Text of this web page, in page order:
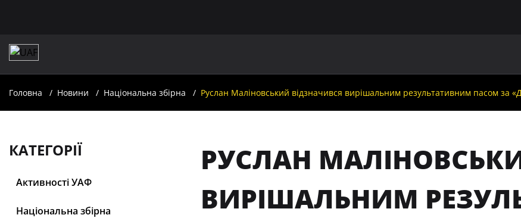
Головна Новини Національна збірна Руслан Маліновський відзначився вирішальним результативним пасом за
КАТЕГОРІЇ
Активності УАФ
Національна збірна
РУСЛАН
ВИРІШАЛЬНИМ